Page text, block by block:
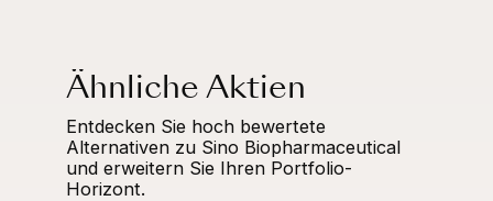
Ähnliche Aktien
Entdecken Sie hoch bewertete
Alternativen zu Sino Biopharmaceutical
und erweitern Sie Ihren Portfolio-
Horizont.